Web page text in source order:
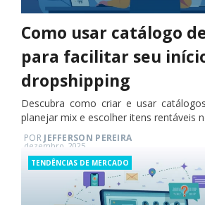
Como usar catálogo
para facilitar seu
dropshipping
Descubra como criar e usar
planejar mix e escolher itens rentáveis
PORJEFFERSON PEREIRA
Posted
on
dezembro, 2025
Categories
TENDÊNCIAS DE MERCADO